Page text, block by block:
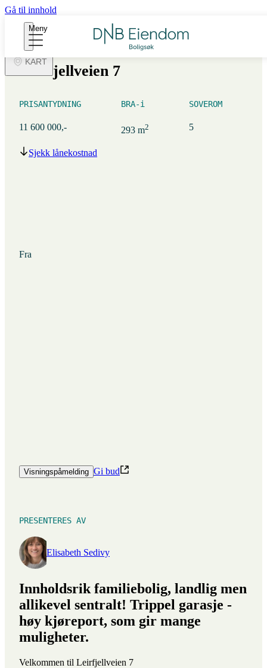
Gå til innhold
Meny
PLANTEGNING
KART
SKALLESTAD/TORØD, TORØD
Leirfjellveien 7
PRISANTYDNING
11 600 000,-
BRA-i
293 m2
SOVEROM
5
Sjekk lånekostnad
Fra
Visningspåmelding Gi bud
PRESENTERES AV
Elisabeth Sedivy
Innholdsrik familiebolig, landlig men
allikevel sentralt! Trippel garasje -
høy kjøreport, som gir mange
muligheter.
Velkommen til Leirfjellveien 7